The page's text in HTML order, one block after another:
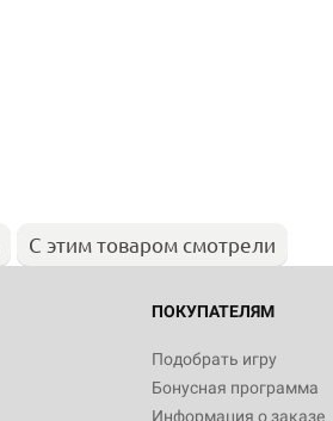
С этим товаром смотрели
ПОКУПАТЕЛЯМ
Подобрать игру
Бонусная программа
Информация о заказе